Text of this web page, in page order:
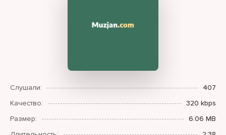
Слушали:
407
Качество:
320 kbps
Размер:
6.06 MB